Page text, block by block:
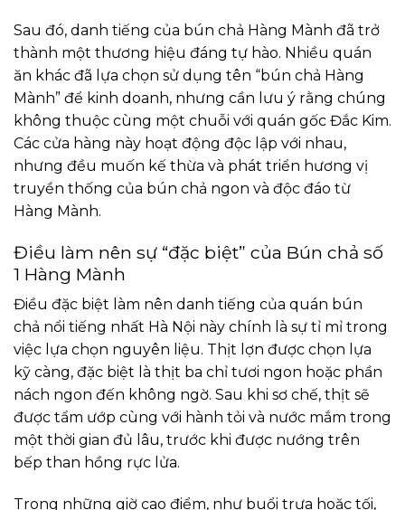
Sau đó, danh tiếng của bún chả Hàng Mành đã trở
thành một thương hiệu đáng tự hào. Nhiều quán
ăn khác đã lựa chọn sử dụng tên “bún chả Hàng
Mành” để kinh doanh, nhưng cần lưu ý rằng chúng
không thuộc cùng một chuỗi với quán gốc Đắc Kim.
Các cửa hàng này hoạt động độc lập với nhau,
nhưng đều muốn kế thừa và phát triển hương vị
truyền thống của bún chả ngon và độc đáo từ
Hàng Mành.
Điều làm nên sự “đặc biệt” của Bún chả số
1 Hàng Mành
Điều đặc biệt làm nên danh tiếng của quán bún
chả nổi tiếng nhất Hà Nội này chính là sự tỉ mỉ trong
việc lựa chọn nguyên liệu. Thịt lợn được chọn lựa
kỹ càng, đặc biệt là thịt ba chỉ tươi ngon hoặc phần
nách ngon đến không ngờ. Sau khi sơ chế, thịt sẽ
được tẩm ướp cùng với hành tỏi và nước mắm trong
một thời gian đủ lâu, trước khi được nướng trên
bếp than hồng rực lửa.
Trong những giờ cao điểm, như buổi trưa hoặc tối,